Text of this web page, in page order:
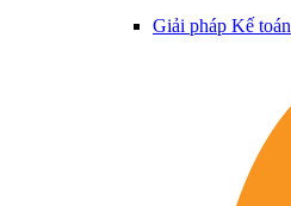
Giải pháp Kế toán